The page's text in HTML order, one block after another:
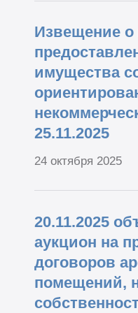
Извещение о
имущества
25.11.2025
24 октября 2025
20.11.2025
аукцион на
договоров
помещений,